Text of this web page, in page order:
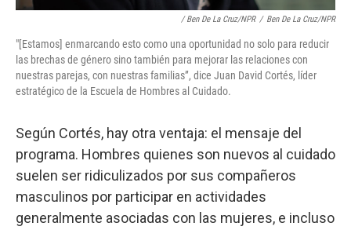
/ Ben De La Cruz/NPR / Ben De La Cruz/NPR
"[Estamos] enmarcando esto como una oportunidad no solo para reducir
las brechas de género sino también para mejorar las relaciones con
nuestras parejas, con nuestras familias”, dice Juan David Cortés, líder
estratégico de la Escuela de Hombres al Cuidado.
Según Cortés, hay otra ventaja: el mensaje del
programa. Hombres quienes son nuevos al cuidado
suelen ser ridiculizados por sus compañeros
masculinos por participar en actividades
generalmente asociadas con las mujeres, e incluso